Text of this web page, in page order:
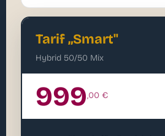
Tarif „Smart"
Hybrid 50/50 Mix
999,00 €